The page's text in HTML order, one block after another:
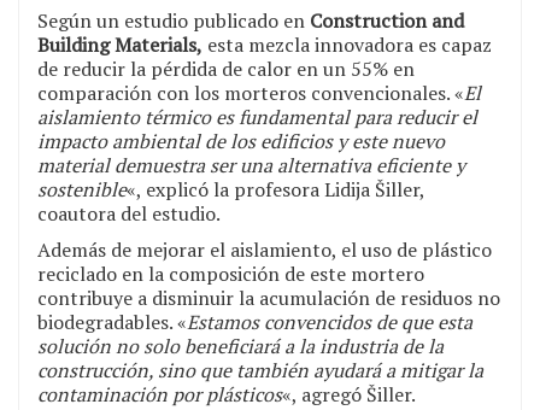
Según un estudio publicado en Construction and
Building Materials, esta mezcla innovadora es capaz
de reducir la pérdida de calor en un 55% en
comparación con los morteros convencionales. «El
aislamiento térmico es fundamental para reducir el
impacto ambiental de los edificios y este nuevo
material demuestra ser una alternativa eficiente y
sostenible«, explicó la profesora Lidija Šiller,
coautora del estudio.
Además de mejorar el aislamiento, el uso de plástico
reciclado en la composición de este mortero
contribuye a disminuir la acumulación de residuos no
biodegradables. «Estamos convencidos de que esta
solución no solo beneficiará a la industria de la
construcción, sino que también ayudará a mitigar la
contaminación por plásticos«, agregó Šiller.